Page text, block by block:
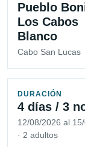
Pueblo
Los Cabos
Blanco
Cabo San Lucas
DURACIÓN
4 días / 3
12/08/2026 al
· 2 adultos